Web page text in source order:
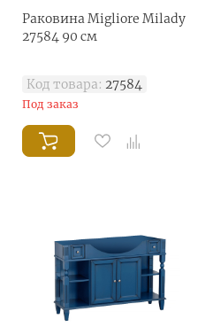
Раковина Migliore Milady
27584 90 см
Код товара: 27584
Под заказ